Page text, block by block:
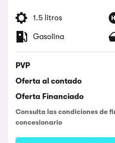
1.5 litros
Gasolina
PVP
Oferta al contado
Oferta Financiado
Consulta las condiciones de
concesionario